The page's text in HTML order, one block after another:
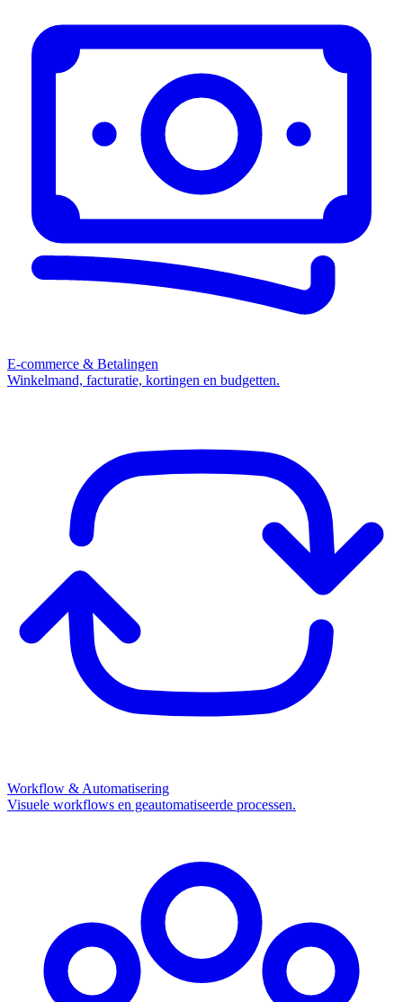
E-commerce & Betalingen
Winkelmand, facturatie, kortingen en budgetten.
Workflow & Automatisering
Visuele workflows en geautomatiseerde processen.